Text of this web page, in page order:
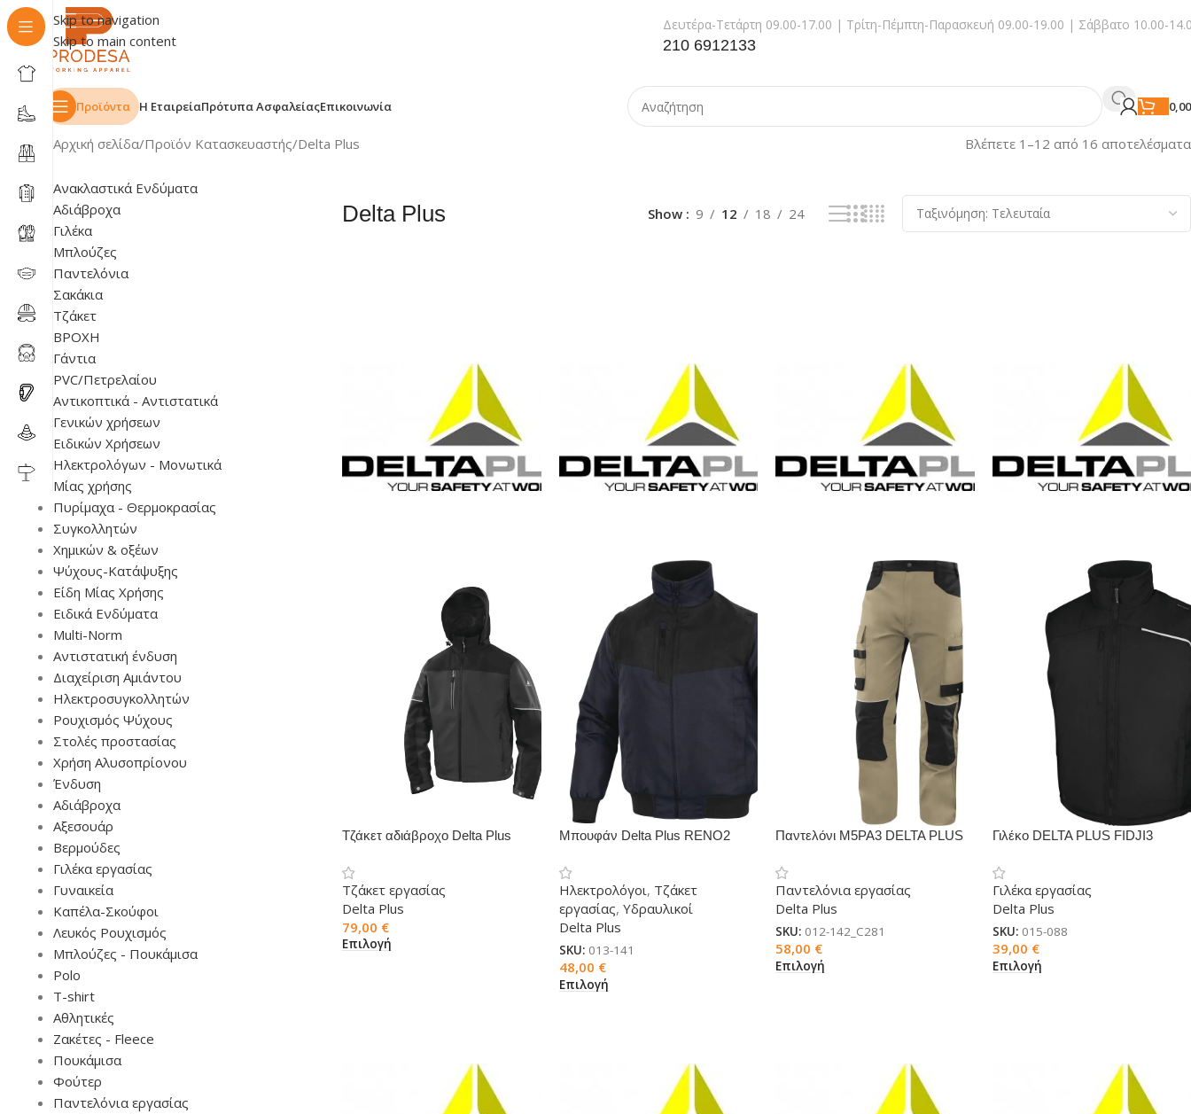
Skip to navigation
Skip to main content
Δευτέρα-Τετάρτη 09.00-17.00 | Τρίτη-Πέμπτη-Παρασκευή 09.00-19.00 | Σάββατο 10.00-
210 6912133
Προϊόντα Η ΕταιρείαΠρότυπα ΑσφαλείαςΕπικοινωνία
Αρχική σελίδα Προϊόν Κατασκευαστής Delta Plus Βλέπετε 1–12 από 16 αποτελέσματα
Ανακλαστικά Ενδύματα
Αδιάβροχα
Γιλέκα
Μπλούζες
Παντελόνια
Σακάκια
Τζάκετ
ΒΡΟΧΗ
Γάντια
PVC/Πετρελαίου
Αντικοπτικά - Αντιστατικά
Γενικών χρήσεων
Ειδικών Χρήσεων
Ηλεκτρολόγων - Μονωτικά
Μίας χρήσης
Πυρίμαχα - Θερμοκρασίας
Συγκολλητών
Χημικών & οξέων
Ψύχους-Κατάψυξης
Είδη Μίας Χρήσης
Ειδικά Ενδύματα
Multi-Norm
Αντιστατική ένδυση
Διαχείριση Αμιάντου
Ηλεκτροσυγκολλητών
Ρουχισμός Ψύχους
Στολές προστασίας
Χρήση Αλυσοπρίονου
Ένδυση
Αδιάβροχα
Αξεσουάρ
Βερμούδες
Γιλέκα εργασίας
Γυναικεία
Καπέλα-Σκούφοι
Λευκός Ρουχισμός
Μπλούζες - Πουκάμισα
Polo
T-shirt
Αθλητικές
Ζακέτες - Fleece
Πουκάμισα
Φούτερ
Παντελόνια εργασίας
Delta Plus Show 9 12 18 24
Τζάκετ αδιάβροχο Delta Plus
Τζάκετ εργασίας
Delta Plus
79,00 €
Επιλογή
Μπουφάν Delta Plus RENO2
Ηλεκτρολόγοι, Τζάκετ
εργασίας, Υδραυλικοί
Delta Plus
SKU: 013-141
48,00 €
Επιλογή
Παντελόνι M5PA3 DELTA PLUS
Παντελόνια εργασίας
Delta Plus
SKU: 012-142_C281
58,00 €
Επιλογή
Γιλέκo DELTA PLUS FIDJI3
Γιλέκα εργασίας
Delta Plus
SKU: 015-088
39,00 €
Επιλογή